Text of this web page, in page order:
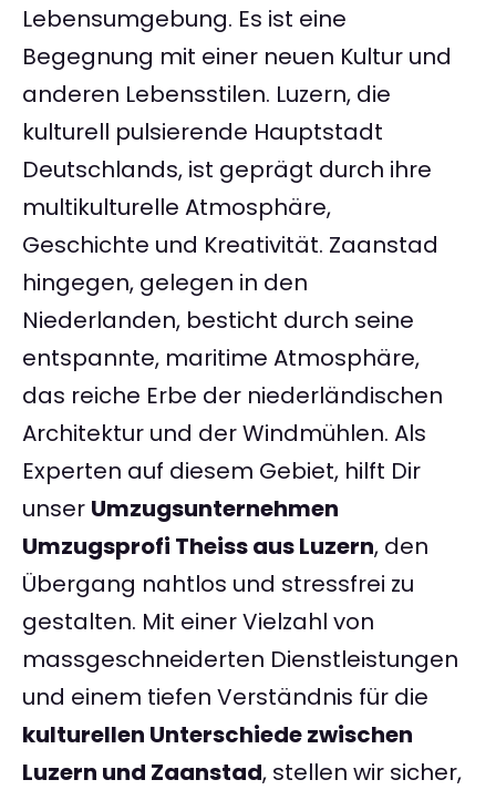
Lebensumgebung. Es ist eine
Begegnung mit einer neuen Kultur und
anderen Lebensstilen. Luzern, die
kulturell pulsierende Hauptstadt
Deutschlands, ist geprägt durch ihre
multikulturelle Atmosphäre,
Geschichte und Kreativität. Zaanstad
hingegen, gelegen in den
Niederlanden, besticht durch seine
entspannte, maritime Atmosphäre,
das reiche Erbe der niederländischen
Architektur und der Windmühlen. Als
Experten auf diesem Gebiet, hilft Dir
unser Umzugsunternehmen
Umzugsprofi Theiss aus Luzern, den
Übergang nahtlos und stressfrei zu
gestalten. Mit einer Vielzahl von
massgeschneiderten Dienstleistungen
und einem tiefen Verständnis für die
kulturellen Unterschiede zwischen
Luzern und Zaanstad, stellen wir sicher,